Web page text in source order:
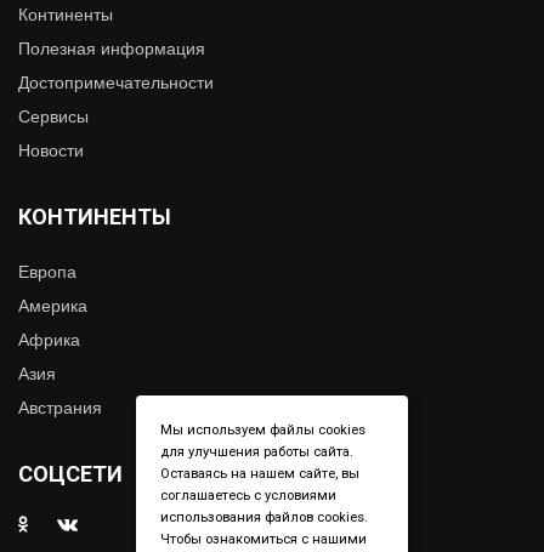
Континенты
Полезная информация
Достопримечательности
Сервисы
Новости
КОНТИНЕНТЫ
Европа
Америка
Африка
Азия
Австрания
СОЦСЕТИ
Мы используем файлы cookies
для улучшения работы сайта.
Оставаясь на нашем сайте, вы
соглашаетесь с условиями
использования файлов cookies.
Чтобы ознакомиться с нашими